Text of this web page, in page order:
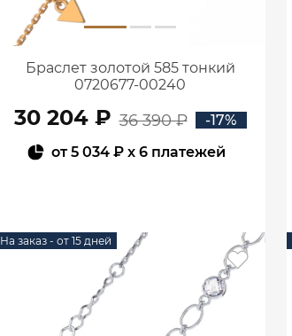
Браслет золотой 585 тонкий
0720677-00240
30 204 ₽ 36 390 ₽
-17%
от5 034 ₽ x 6 платежей
На заказ - от 15 дней